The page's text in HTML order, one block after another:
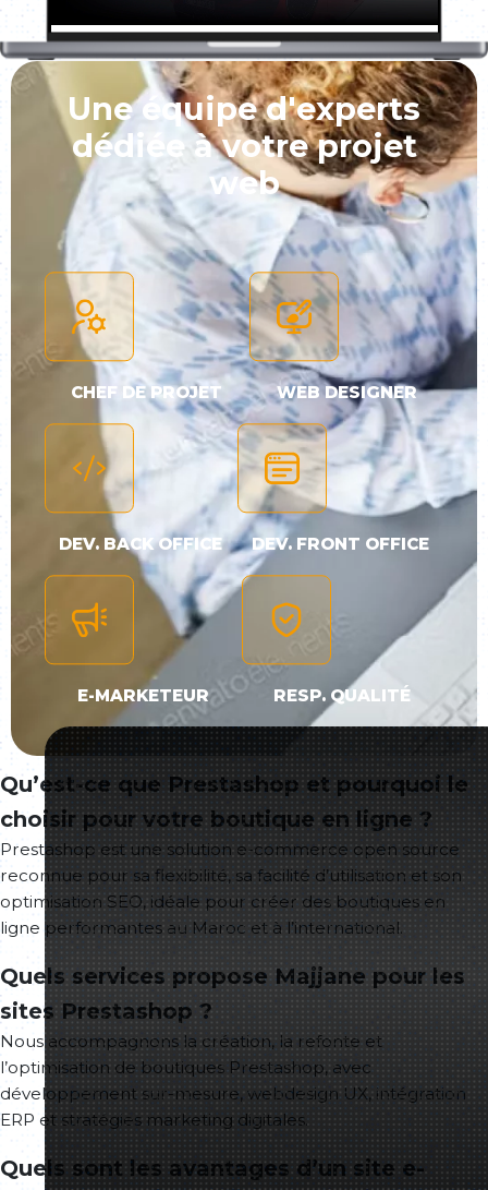
Une équipe d'experts
dédiée à votre projet
web
CHEF DE PROJET WEB DESIGNER
DEV. BACK OFFICE DEV. FRONT OFFICE
E-MARKETEUR RESP. QUALITÉ
Qu’est-ce que Prestashop et pourquoi le
choisir pour votre boutique en ligne ?
Prestashop est une solution e-commerce open source
reconnue pour sa flexibilité, sa facilité d’utilisation et son
optimisation SEO, idéale pour créer des boutiques en
ligne performantes au Maroc et à l’international.
Quels services propose Majjane pour les
sites Prestashop ?
Nous accompagnons la création, la refonte et
l’optimisation de boutiques Prestashop, avec
développement sur-mesure, webdesign UX, intégration
ERP et stratégies marketing digitales.
Quels sont les avantages d’un site e-